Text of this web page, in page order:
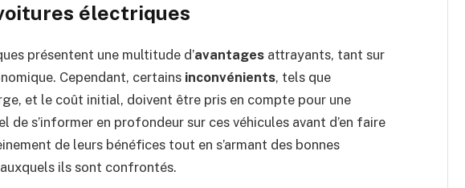
électriques
présentent une multitude d’avantages attrayants, tant sur
Cependant, certains inconvénients, tels que
et le coût initial, doivent être pris en compte pour une
de s’informer en profondeur sur ces véhicules avant d’en faire
de leurs bénéfices tout en s’armant des bonnes
ils sont confrontés.